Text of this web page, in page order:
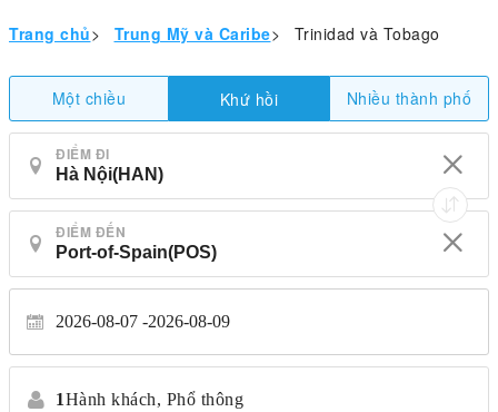
Trang chủ> Trung Mỹ và Caribe> Trinidad và Tobago
Một chiều Khứ hồi Nhiều thành phố
ĐIỂM ĐI
ĐIỂM ĐẾN
2026-08-07 2026-08-09
1Hành khách, Phổ thông